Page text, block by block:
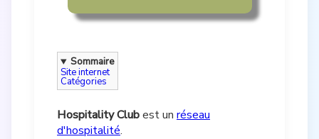
Sommaire
Site internet
Catégories
Hospitality Clubest un réseau
d'hospitalité.